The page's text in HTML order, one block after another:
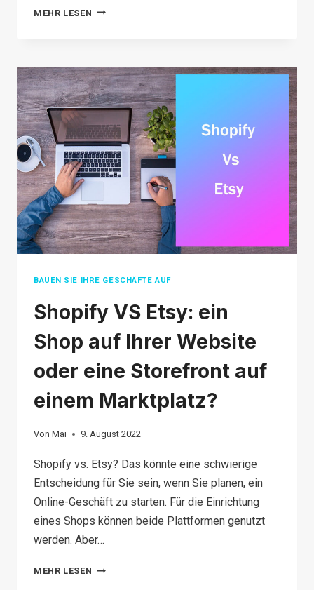
MEHR LESEN 5
ZUR
PRODUKTBESCHAFFUNG
FÜR
IHR
UNTERNEHMEN
BAUEN SIE IHRE GESCHÄFTE AUF
Shopify VS Etsy: ein
Shop auf Ihrer Website
oder eine Storefront auf
einem Marktplatz?
Von Mai 9. August 2022
Shopify vs. Etsy? Das könnte eine schwierige
Entscheidung für Sie sein, wenn Sie planen, ein
Online-Geschäft zu starten. Für die Einrichtung
eines Shops können beide Plattformen genutzt
werden. Aber…
MEHR LESEN SHOPIFY